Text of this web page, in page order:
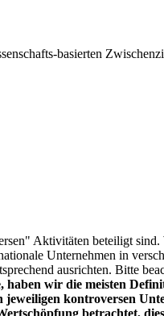
basierten
Aktivitäten beteiligt
Unternehmen in
ausrichten. Bitte
haben wir die meisten
kontroversen
betrachtet,